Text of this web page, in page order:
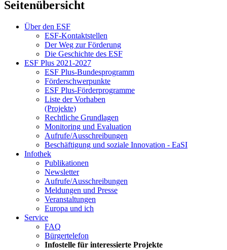
Seitenübersicht
Über den ESF
ESF-Kon­takt­stel­len
Der Weg zur För­de­rung
Die Ge­schich­te des ESF
ESF Plus 2021-2027
ESF Plus-Bun­des­pro­gramm
För­der­schwer­punk­te
ESF Plus-För­der­pro­gram­me
Lis­te der Vor­ha­ben
(Pro­jek­te)
Recht­li­che Grund­la­gen
Mo­ni­to­ring und Eva­lua­ti­on
Auf­ru­fe/Aus­schrei­bun­gen
Be­schäf­ti­gung und so­zia­le In­no­va­ti­on - Ea­SI
In­fo­thek
Pu­bli­ka­tio­nen
Newslet­ter
Auf­ru­fe/Aus­schrei­bun­gen
Mel­dun­gen und Pres­se
Ver­an­stal­tun­gen
Eu­ro­pa und ich
Ser­vice
FAQ
Bür­ger­te­le­fon
In­fo­stel­le für in­ter­es­sier­te Pro­jek­te